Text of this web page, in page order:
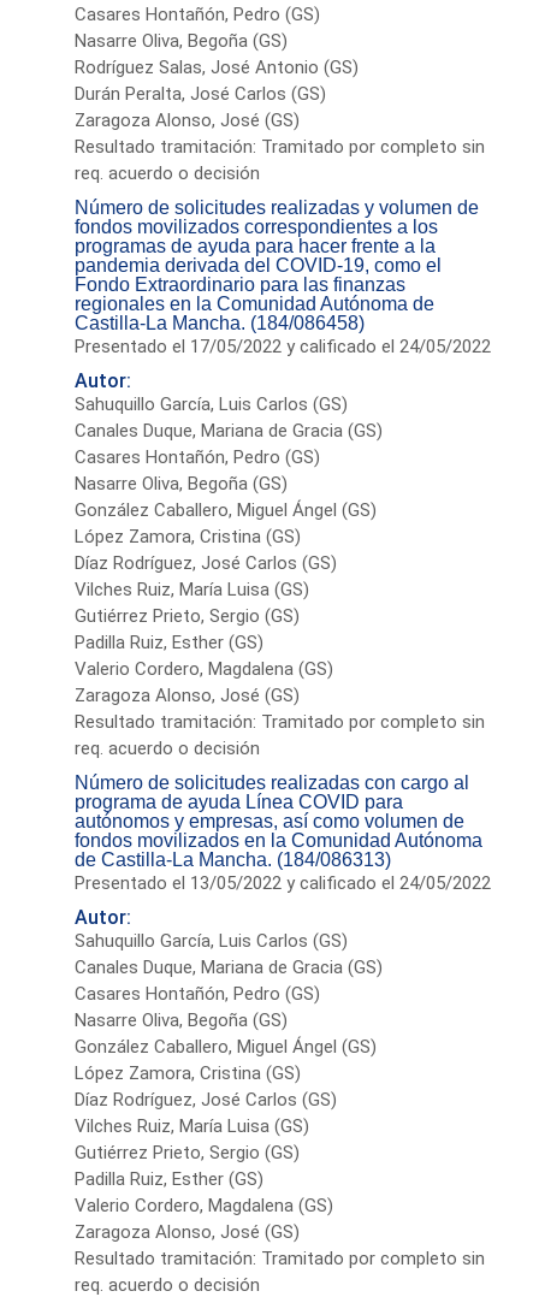
Casares Hontañón, Pedro (GS)
Nasarre Oliva, Begoña (GS)
Rodríguez Salas, José Antonio (GS)
Durán Peralta, José Carlos (GS)
Zaragoza Alonso, José (GS)
Resultado tramitación: Tramitado por completo sin
req. acuerdo o decisión
Número de solicitudes realizadas y volumen de
fondos movilizados correspondientes a los
programas de ayuda para hacer frente a la
pandemia derivada del COVID-19, como el
Fondo Extraordinario para las finanzas
regionales en la Comunidad Autónoma de
Castilla-La Mancha. (184/086458)
Presentado el 17/05/2022 y calificado el 24/05/2022
Autor:
Sahuquillo García, Luis Carlos (GS)
Canales Duque, Mariana de Gracia (GS)
Casares Hontañón, Pedro (GS)
Nasarre Oliva, Begoña (GS)
González Caballero, Miguel Ángel (GS)
López Zamora, Cristina (GS)
Díaz Rodríguez, José Carlos (GS)
Vilches Ruiz, María Luisa (GS)
Gutiérrez Prieto, Sergio (GS)
Padilla Ruiz, Esther (GS)
Valerio Cordero, Magdalena (GS)
Zaragoza Alonso, José (GS)
Resultado tramitación: Tramitado por completo sin
req. acuerdo o decisión
Número de solicitudes realizadas con cargo al
programa de ayuda Línea COVID para
autónomos y empresas, así como volumen de
fondos movilizados en la Comunidad Autónoma
de Castilla-La Mancha. (184/086313)
Presentado el 13/05/2022 y calificado el 24/05/2022
Autor:
Sahuquillo García, Luis Carlos (GS)
Canales Duque, Mariana de Gracia (GS)
Casares Hontañón, Pedro (GS)
Nasarre Oliva, Begoña (GS)
González Caballero, Miguel Ángel (GS)
López Zamora, Cristina (GS)
Díaz Rodríguez, José Carlos (GS)
Vilches Ruiz, María Luisa (GS)
Gutiérrez Prieto, Sergio (GS)
Padilla Ruiz, Esther (GS)
Valerio Cordero, Magdalena (GS)
Zaragoza Alonso, José (GS)
Resultado tramitación: Tramitado por completo sin
req. acuerdo o decisión